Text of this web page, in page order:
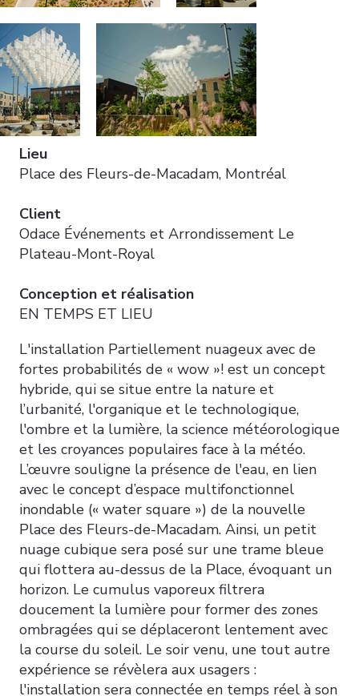
L'installation Partiellement nuageux avec de
fortes probabilités de « wow »! est un concept
hybride, qui se situe entre la nature et
l’urbanité, l'organique et le technologique,
l'ombre et la lumière, la science météorologique
et les croyances populaires face à la météo.
L’œuvre souligne la présence de l'eau, en lien
avec le concept d’espace multifonctionnel
inondable (« water square ») de la nouvelle
Place des Fleurs-de-Macadam. Ainsi, un petit
nuage cubique sera posé sur une trame bleue
qui flottera au-dessus de la Place, évoquant un
horizon. Le cumulus vaporeux filtrera
doucement la lumière pour former des zones
ombragées qui se déplaceront lentement avec
la course du soleil. Le soir venu, une tout autre
expérience se révèlera aux usagers :
l'installation sera connectée en temps réel à son
Lieu
Place des Fleurs-de-Macadam, Montréal
Client
Odace Événements et Arrondissement Le
Plateau-Mont-Royal
Conception et réalisation
EN TEMPS ET LIEU